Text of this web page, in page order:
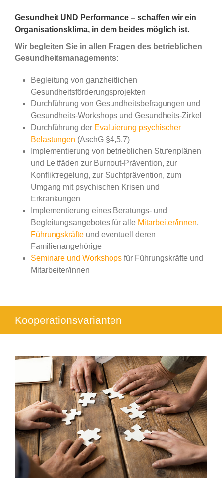
Gesundheit UND Performance – schaffen wir ein
Organisationsklima, in dem beides möglich ist.
Wir begleiten Sie in allen Fragen des betrieblichen
Gesundheitsmanagements:
Begleitung von ganzheitlichen
Gesundheitsförderungsprojekten
Durchführung von Gesundheitsbefragungen und
Gesundheits-Workshops und Gesundheits-Zirkel
Durchführung der Evaluierung psychischer
Belastungen (AschG §4,5,7)
Implementierung von betrieblichen Stufenplänen
und Leitfäden zur Burnout-Prävention, zur
Konfliktregelung, zur Suchtprävention, zum
Umgang mit psychischen Krisen und
Erkrankungen
Implementierung eines Beratungs- und
Begleitungsangebotes für alle Mitarbeiter/innen,
Führungskräfte und eventuell deren
Familienangehörige
Seminare und Workshopsfür Führungskräfte und
Mitarbeiter/innen
Kooperationsvarianten